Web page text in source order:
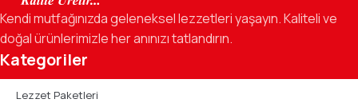
Kendi mutfağınızda geleneksel lezzetleri yaşayın. Kaliteli ve
doğal ürünlerimizle her anınızı tatlandırın.
Kategoriler
Lezzet Paketleri